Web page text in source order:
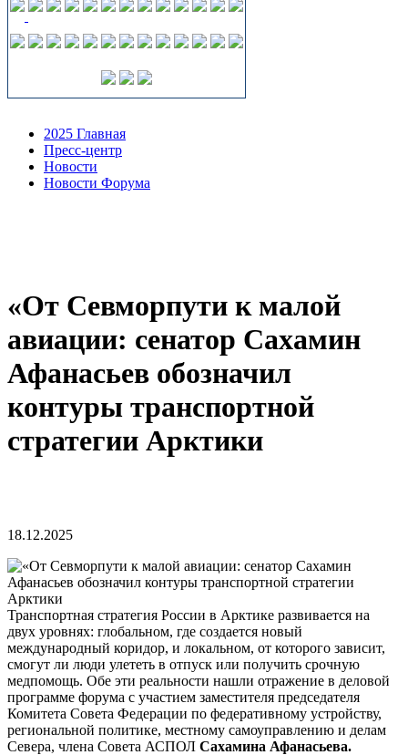
2025 Главная
Пресс-центр
Новости
Новости Форума
«От Севморпути к малой
авиации: сенатор Сахамин
Афанасьев обозначил
контуры транспортной
стратегии Арктики
18.12.2025
Транспортная стратегия России в Арктике развивается на
двух уровнях: глобальном, где создается новый
международный коридор, и локальном, от которого зависит,
смогут ли люди улететь в отпуск или получить срочную
медпомощь. Обе эти реальности нашли отражение в деловой
программе форума с участием заместителя председателя
Комитета Совета Федерации по федеративному устройству,
региональной политике, местному самоуправлению и делам
Севера, члена Совета АСПОЛ Сахамина Афанасьева.